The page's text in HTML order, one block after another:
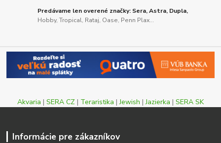
Predávame len overené značky: Sera, Astra, Dupla,
Hobby, Tropical, Rataj, Oase, Penn Plax...
Akvaria | SERA CZ | Teraristika |Jewish |Jazierka | SERA SK
Informácie pre zákazníkov